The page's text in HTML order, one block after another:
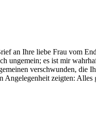
an Ihre liebe Frau vom
ungemein; es ist mir
verschwunden, die
Angelegenheit zeigten: